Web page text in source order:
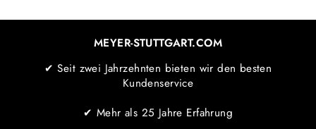
MEYER-STUTTGART.COM
✔ Seit zwei Jahrzehnten bieten wir den besten
Kundenservice
✔ Mehr als 25 Jahre Erfahrung